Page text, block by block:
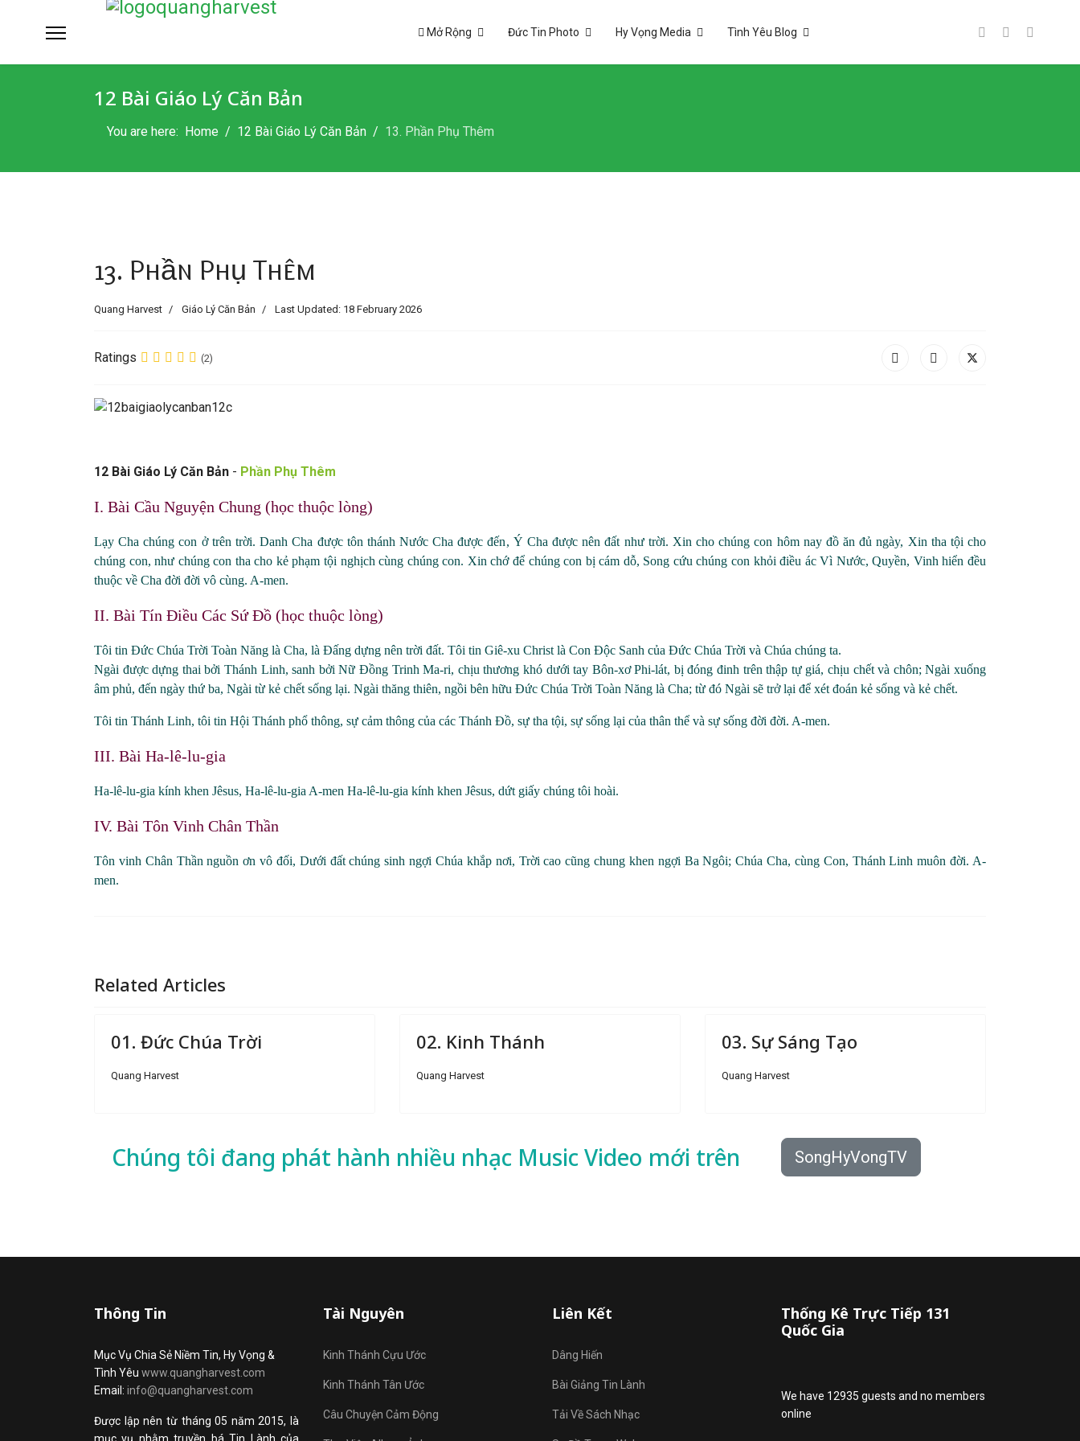
Mở Rộng Đức Tin Photo Hy Vọng Media Tình Yêu Blog
12 Bài Giáo Lý Căn Bản
You are here: Home 12 Bài Giáo Lý Căn Bản 13. Phần Phụ Thêm
13. Phần Phụ Thêm
Quang Harvest Giáo Lý Căn Bản Last Updated: 18 February 2026
Ratings (2)
12 Bài Giáo Lý Căn Bản - Phần Phụ Thêm
I. Bài Cầu Nguyện Chung (học thuộc lòng)
Lạy Cha chúng con ở trên trời. Danh Cha được tôn thánh Nước Cha được đến, Ý Cha được nên đất như trời. Xin cho chúng con hôm nay đồ ăn đủ ngày, Xin tha tội cho
chúng con, như chúng con tha cho kẻ phạm tội nghịch cùng chúng con. Xin chớ để chúng con bị cám dỗ, Song cứu chúng con khỏi điều ác Vì Nước, Quyền, Vinh hiển đều
thuộc về Cha đời đời vô cùng. A-men.
II. Bài Tín Điều Các Sứ Đồ (học thuộc lòng)
Tôi tin Đức Chúa Trời Toàn Năng là Cha, là Đấng dựng nên trời đất. Tôi tin Giê-xu Christ là Con Độc Sanh của Đức Chúa Trời và Chúa chúng ta.
Ngài được dựng thai bởi Thánh Linh, sanh bởi Nữ Đồng Trinh Ma-ri, chịu thương khó dưới tay Bôn-xơ Phi-lát, bị đóng đinh trên thập tự giá, chịu chết và chôn; Ngài xuống
âm phủ, đến ngày thứ ba, Ngài từ kẻ chết sống lại. Ngài thăng thiên, ngồi bên hữu Đức Chúa Trời Toàn Năng là Cha; từ đó Ngài sẽ trở lại để xét đoán kẻ sống và kẻ chết.
Tôi tin Thánh Linh, tôi tin Hội Thánh phổ thông, sự cảm thông của các Thánh Đồ, sự tha tội, sự sống lại của thân thể và sự sống đời đời. A-men.
III. Bài Ha-lê-lu-gia
Ha-lê-lu-gia kính khen Jêsus, Ha-lê-lu-gia A-men Ha-lê-lu-gia kính khen Jêsus, dứt giấy chúng tôi hoài.
IV. Bài Tôn Vinh Chân Thần
Tôn vinh Chân Thần nguồn ơn vô đối, Dưới đất chúng sinh ngợi Chúa khắp nơi, Trời cao cũng chung khen ngợi Ba Ngôi; Chúa Cha, cùng Con, Thánh Linh muôn đời. A-
men.
Related Articles
01. Đức Chúa Trời
Quang Harvest
02. Kinh Thánh
Quang Harvest
03. Sự Sáng Tạo
Quang Harvest
Chúng tôi đang phát hành nhiều nhạc Music Video mới trên SongHyVongTV
Thông Tin
Mục Vụ Chia Sẻ Niềm Tin, Hy Vọng &
Tình Yêu www.quangharvest.com
Email: info@quangharvest.com
Được lập nên từ tháng 05 năm 2015, là
Tài Nguyên
Kinh Thánh Cựu Ước
Kinh Thánh Tân Ước
Câu Chuyện Cảm Động
Liên Kết
Dâng Hiến
Bài Giảng Tin Lành
Tải Về Sách Nhạc
Thống Kê Trực Tiếp 131
Quốc Gia
We have 12935 guests and no members
online